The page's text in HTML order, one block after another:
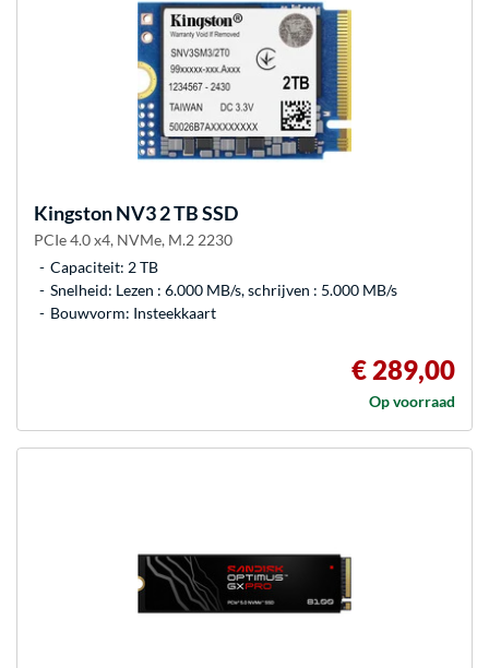
KingstonNV3 2 TB SSD
PCIe 4.0 x4, NVMe, M.2 2230
Capaciteit: 2 TB
Snelheid: Lezen : 6.000 MB/s, schrijven : 5.000 MB/s
Bouwvorm: Insteekkaart
€ 289,00
Op voorraad